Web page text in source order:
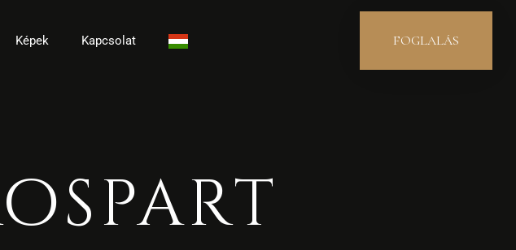
Képek Kapcsolat FOGLALÁS